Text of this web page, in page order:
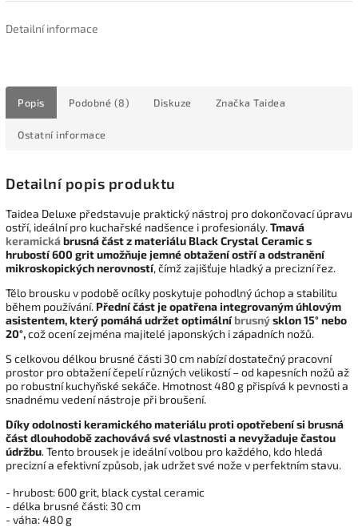
Detailní informace
Popis Podobné (8) Diskuze Značka Taidea
Ostatní informace
Detailní popis produktu
Taidea Deluxe představuje praktický nástroj pro dokončovací úpravu
ostří, ideální pro kuchařské nadšence i profesionály.Tmavá
keramickábrusná část z materiálu Black Crystal Ceramic s
hrubostí 600 grit umožňuje jemné obtažení ostří a odstranění
mikroskopických nerovností, čímž zajišťuje hladký a precizní řez.
Tělo brousku v podobě ocílky poskytuje pohodlný úchop a stabilitu
během používání. Přední část je opatřena integrovaným úhlovým
asistentem, který pomáhá udržet optimálníbrusnýsklon 15° nebo
20°,což ocení zejména majitelé japonských i západních nožů.
S celkovou délkou brusné části 30 cm nabízí dostatečný pracovní
prostor pro obtažení čepelí různých velikostí – od kapesních nožů až
po robustní kuchyňské sekáče. Hmotnost 480 g přispívá k pevnosti a
snadnému vedení nástroje při broušení.
Díky odolnosti keramického materiálu proti opotřebení si brusná
část dlouhodobě zachovává své vlastnosti a nevyžaduje častou
údržbu. Tento brousek je ideální volbou pro každého, kdo hledá
precizní a efektivní způsob, jak udržet své nože v perfektním stavu.
- hrubost: 600 grit, black cystal ceramic
- délka brusné části: 30 cm
- váha: 480 g